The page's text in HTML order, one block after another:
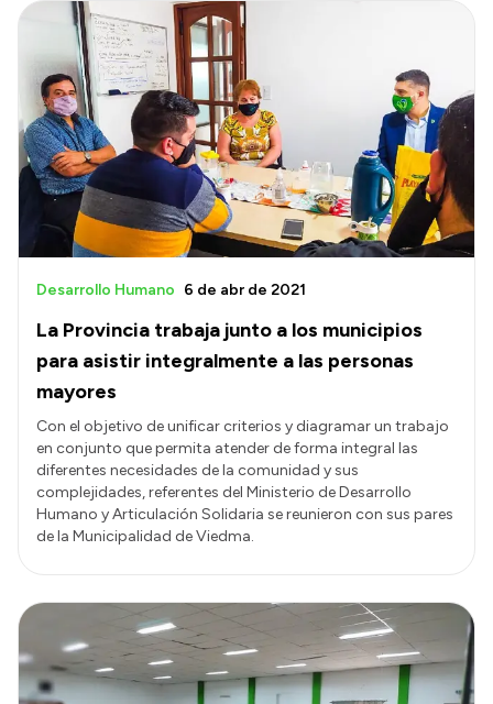
La Provincia trabaja junto a los municipios
para asistir integralmente a las personas
mayores
Desarrollo Humano 6 de abr de 2021
Con el objetivo de unificar criterios y diagramar un trabajo
en conjunto que permita atender de forma integral las
diferentes necesidades de la comunidad y sus
complejidades, referentes del Ministerio de Desarrollo
Humano y Articulación Solidaria se reunieron con sus pares
de la Municipalidad de Viedma.